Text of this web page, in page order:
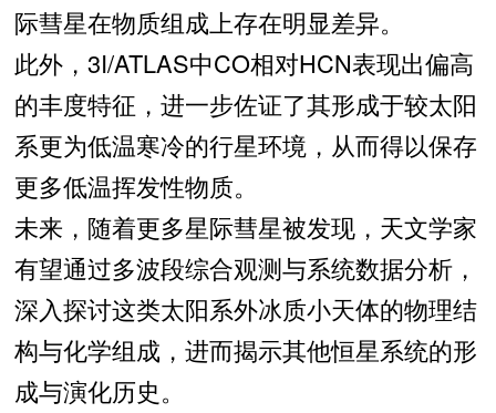
际彗星在物质组成上存在明显差异。
此外，3I/ATLAS中CO相对HCN表现出偏高
的丰度特征，进一步佐证了其形成于较太阳
系更为低温寒冷的行星环境，从而得以保存
更多低温挥发性物质。
未来，随着更多星际彗星被发现，天文学家
有望通过多波段综合观测与系统数据分析，
深入探讨这类太阳系外冰质小天体的物理结
构与化学组成，进而揭示其他恒星系统的形
成与演化历史。